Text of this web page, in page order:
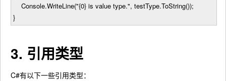
Console.WriteLine("{0} is value type.", testType.ToString());
}
3. 引用类型
C#有以下一些引用类型：